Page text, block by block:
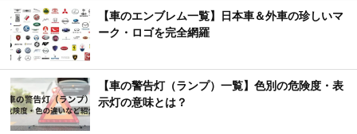
【車のエンブレム一覧】日本車＆外車の珍しいマ
ーク・ロゴを完全網羅
【車の警告灯（ランプ）一覧】色別の危険度・表
示灯の意味とは？